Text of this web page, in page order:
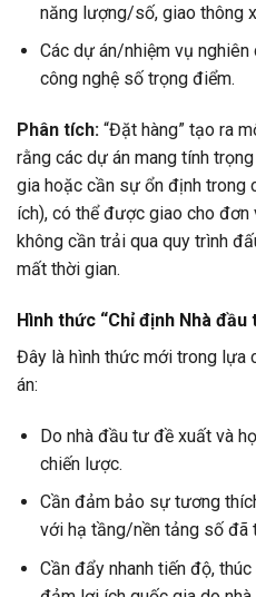
năng lượng/số, giao thông
Các dự án/nhiệm vụ
công nghệ số trọng điểm.
Phân tích: “Đặt hàng” tạo ra
rằng các dự án mang tính
gia hoặc cần sự ổn định trong
ích), có thể được giao cho
không cần trải qua quy trình
mất thời gian.
Hình thức “Chỉ định Nhà
Đây là hình thức mới trong lựa
án:
Do nhà đầu tư đề xuất và
chiến lược.
Cần đảm bảo sự tương
với hạ tầng/nền tảng số đã
Cần đẩy nhanh tiến độ,